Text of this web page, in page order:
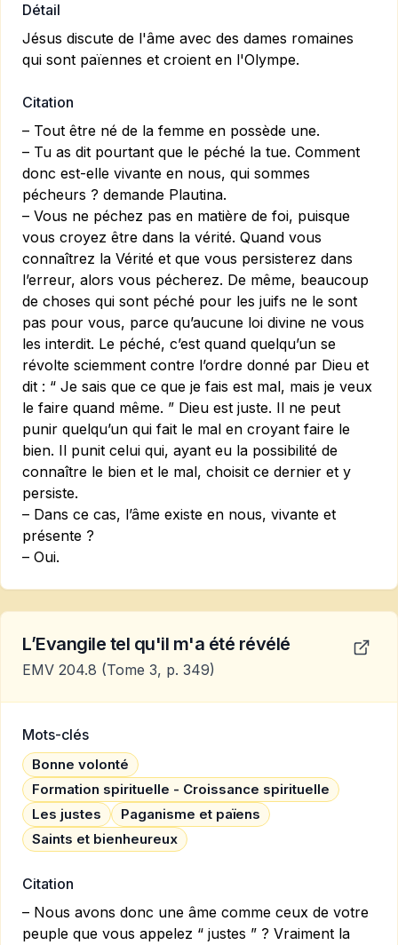
Détail
Jésus discute de l'âme avec des dames romaines
qui sont païennes et croient en l'Olympe.
Citation
– Tout être né de la femme en possède une.
– Tu as dit pourtant que le péché la tue. Comment
donc est-elle vivante en nous, qui sommes
pécheurs ? demande Plautina.
– Vous ne péchez pas en matière de foi, puisque
vous croyez être dans la vérité. Quand vous
connaîtrez la Vérité et que vous persisterez dans
l’erreur, alors vous pécherez. De même, beaucoup
de choses qui sont péché pour les juifs ne le sont
pas pour vous, parce qu’aucune loi divine ne vous
les interdit. Le péché, c’est quand quelqu’un se
révolte sciemment contre l’ordre donné par Dieu et
dit : “ Je sais que ce que je fais est mal, mais je veux
le faire quand même. ” Dieu est juste. Il ne peut
punir quelqu’un qui fait le mal en croyant faire le
bien. Il punit celui qui, ayant eu la possibilité de
connaître le bien et le mal, choisit ce dernier et y
persiste.
– Dans ce cas, l’âme existe en nous, vivante et
présente ?
– Oui.
L’Evangile tel qu'il m'a été révélé
EMV 204.8 (Tome 3, p. 349)
Mots-clés
Bonne volonté
Formation spirituelle - Croissance spirituelle
Les justes
Paganisme et païens
Saints et bienheureux
Citation
– Nous avons donc une âme comme ceux de votre
peuple que vous appelez “ justes ” ? Vraiment la